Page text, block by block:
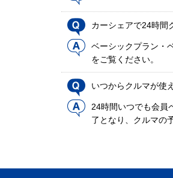
カーシェアで24時間
ベーシックプラン・
をご覧ください。
いつからクルマが使
24時間いつでも会員
了となり、クルマの